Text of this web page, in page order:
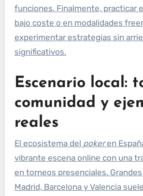
funciones. Finalmente, practicar
bajo coste o en modalidades
experimentar estrategias sin
significativos.
Escenario local:
comunidad y
reales
El ecosistema del pokeren
vibrante escena online con una
en torneos presenciales.
Madrid, Barcelona y Valencia